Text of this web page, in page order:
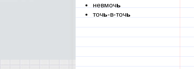
невмочь
точь-в-точь